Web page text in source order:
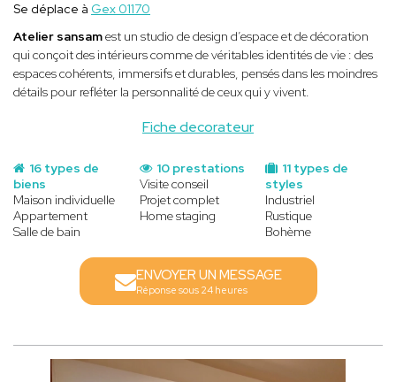
Fiche decorateur
Se déplace à Gex 01170
Atelier sansamest un studio de design d’espace et de décoration
qui conçoit des intérieurs comme de véritables identités de vie : des
espaces cohérents, immersifs et durables, pensés dans les moindres
détails pour refléter la personnalité de ceux qui y vivent.
16 types de
biens
Maison individuelle
Appartement
Salle de bain
11 types de
styles
Industriel
Rustique
Bohème
10 prestations
Visite conseil
Projet complet
Home staging
ENVOYER UN MESSAGE
Réponse sous 24 heures